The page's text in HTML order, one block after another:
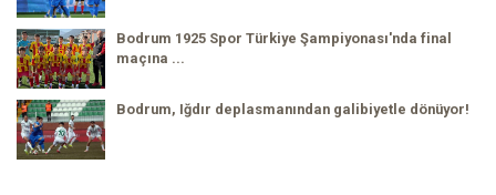
Bodrum 1925 Spor Türkiye Şampiyonası'nda final
maçına ...
Bodrum, Iğdır deplasmanından galibiyetle dönüyor!